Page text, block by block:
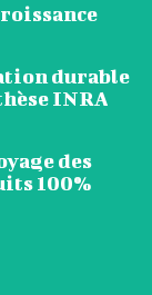
durable
INRA
des
100%